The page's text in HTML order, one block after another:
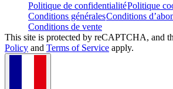
Politique de confidentialitéPolitique
Conditions généralesConditions
Conditions de vente
This site is protected by reCAPTCHA, and
Policy and Terms of Service apply.